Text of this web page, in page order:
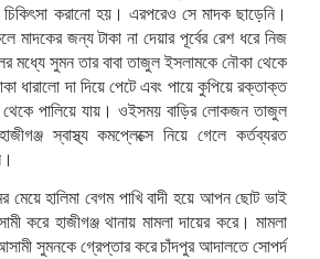
চিকিৎসা করানো হয়। এরপরেও সে মাদক ছাড়েনি।
মাদকের জন্য টাকা না দেয়ার পূর্বের রেশ ধরে নিজ
মধ্যে সুমন তার বাবা তাজুল ইসলামকে নৌকা থেকে
ধারালো দা দিয়ে পেটে এবং পায়ে কুপিয়ে রক্তাক্ত
পালিয়ে যায়। ওইসময় বাড়ির লোকজন তাজুল
স্বাস্থ্য কমপ্লেক্সে নিয়ে গেলে কর্তব্যরত
হালিমা বেগম পাখি বাদী হয়ে আপন ছোট ভাই
করে হাজীগঞ্জ থানায় মামলা দায়ের করে। মামলা
সুমনকে গ্রেপ্তার করে চাঁদপুর আদালতে সোপর্দ